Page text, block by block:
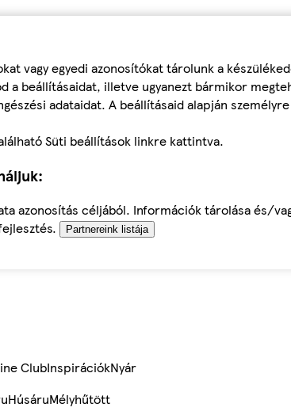
vagy egyedi azonosítókat tárolunk a
a beállításaidat, illetve ugyanezt bármikor
adataidat. A beállításaid alapján
Süti beállítások linkre kattintva.
azonosítás céljából. Információk tárolása és/
Partnereink listája
ClubInspirációkNyár
HúsáruMélyhűtött